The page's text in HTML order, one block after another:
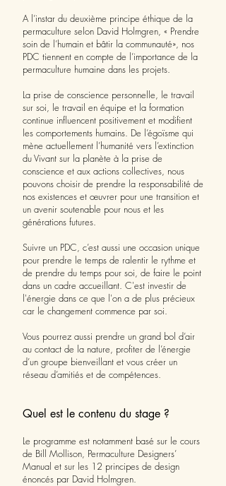
A l’instar du deuxième principe éthique de la
permaculture selon David Holmgren, « Prendre
soin de l’humain et bâtir la communauté», nos
PDC tiennent en compte de l’importance de la
permaculture humaine dans les projets.
La prise de conscience personnelle, le travail
sur soi, le travail en équipe et la formation
continue influencent positivement et modifient
les comportements humains. De l’égoïsme qui
mène actuellement l’humanité vers l’extinction
du Vivant sur la planète à la prise de
conscience et aux actions collectives, nous
pouvons choisir de prendre la responsabilité de
nos existences et œuvrer pour une transition et
un avenir soutenable pour nous et les
générations futures.
Suivre un PDC, c’est aussi une occasion unique
pour prendre le temps de ralentir le rythme et
de prendre du temps pour soi, de faire le point
dans un cadre accueillant. C'est investir de
l'énergie dans ce que l'on a de plus précieux
car le changement commence par soi.
Vous pourrez aussi prendre un grand bol d’air
au contact de la nature, profiter de l’énergie
d’un groupe bienveillant et vous créer un
réseau d’amitiés et de compétences.
Quel est le contenu du stage ?
Le programme est notamment basé sur le cours
de Bill Mollison, Permaculture Designers’
Manual et sur les 12 principes de design
énoncés par David Holmgren.